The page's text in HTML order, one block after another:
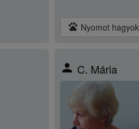
pets Nyomot hagyok
person C. Mária